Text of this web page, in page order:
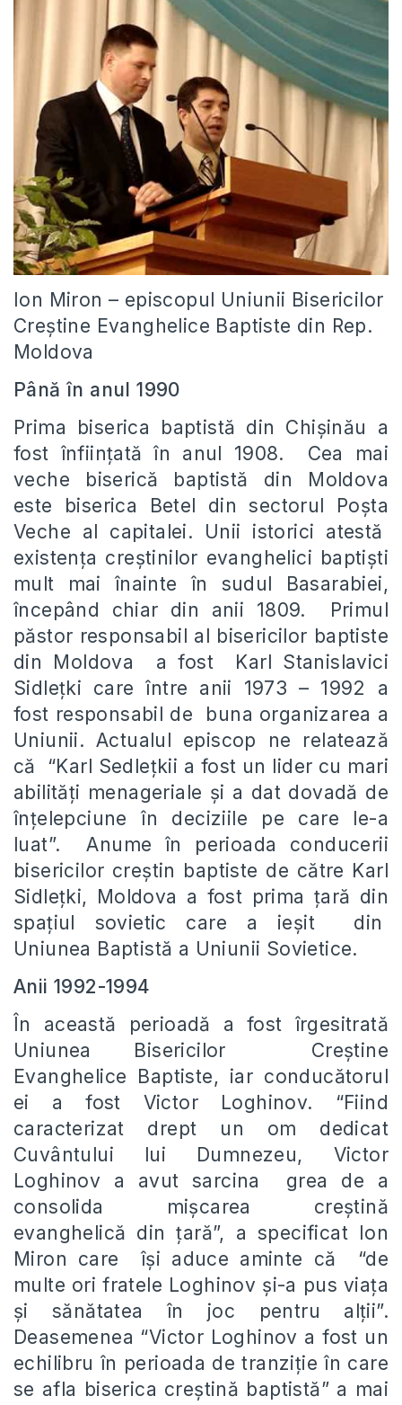
Ion Miron – episcopul Uniunii Bisericilor
Creștine Evanghelice Baptiste din Rep.
Moldova
Până în anul 1990
Prima biserica baptistă din Chişinău a
fost înfiinţată în anul 1908. Cea mai
veche biserică baptistă din Moldova
este biserica Betel din sectorul Poşta
Veche al capitalei. Unii istorici atestă
existenţa creştinilor evanghelici baptişti
mult mai înainte în sudul Basarabiei,
începând chiar din anii 1809. Primul
păstor responsabil al bisericilor baptiste
din Moldova a fost Karl Stanislavici
Sidleţki care între anii 1973 – 1992 a
fost responsabil de buna organizarea a
Uniunii. Actualul episcop ne relatează
că “Karl Sedlețkii a fost un lider cu mari
abilităţi menageriale şi a dat dovadă de
înţelepciune în deciziile pe care le-a
luat”. Anume în perioada conducerii
bisericilor creştin baptiste de către Karl
Sidleţki, Moldova a fost prima ţară din
spaţiul sovietic care a ieşit din
Uniunea Baptistă a Uniunii Sovietice.
Anii 1992-1994
În această perioadă a fost îrgesitrată
Uniunea Bisericilor Creştine
Evanghelice Baptiste, iar conducătorul
ei a fost Victor Loghinov. “Fiind
caracterizat drept un om dedicat
Cuvântului lui Dumnezeu, Victor
Loghinov a avut sarcina grea de a
consolida mişcarea creştină
evanghelică din ţară”, a specificat Ion
Miron care îşi aduce aminte că “de
multe ori fratele Loghinov şi-a pus viaţa
şi sănătatea în joc pentru alţii”.
Deasemenea “Victor Loghinov a fost un
echilibru în perioada de tranziţie în care
se afla biserica creştină baptistă” a mai